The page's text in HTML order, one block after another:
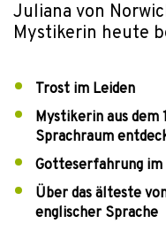
Juliana von
Mystikerin heute
Trost im Leiden
Mystikerin aus
Sprachraum
Gotteserfahrung
Über das älteste
englischer Sprache